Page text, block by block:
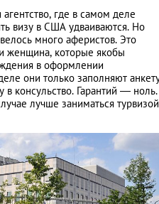
где в самом деле
визу в США удваиваются. Но
много аферистов. Это
женщина, которые якобы
в оформлении
они только заполняют
в консульство. Гарантий — ноль.
лучше заниматься турвизой